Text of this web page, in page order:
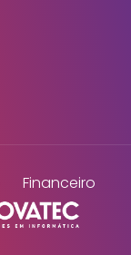
Financeiro